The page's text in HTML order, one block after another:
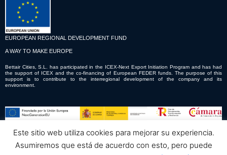
EUROPEAN REGIONAL DEVELOPMENT FUND
A WAY TO MAKE EUROPE
Bettair Cities, S.L. has participated in the ICEX-Next Export Initiation Program and has had
the support of ICEX and the co-financing of European FEDER funds. The purpose of this
support is to contribute to the interregional development of the company and its
environment.
© Copyright © 2023 Bettair Cities S.L.
Lee laPolítica de privacidad, elAviso legaly laPolítica de
Este sitio web utiliza cookies para mejorar su experiencia.
Asumiremos que está de acuerdo con esto, pero puede